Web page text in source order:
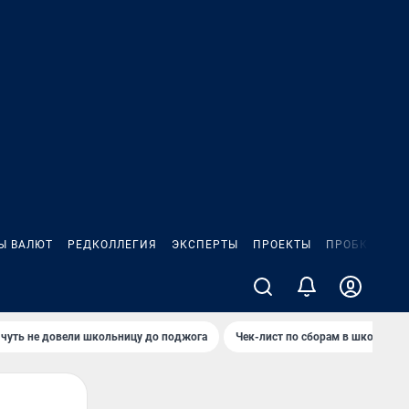
ВАЛЮТ РЕДКОЛЛЕГИЯ ЭКСПЕРТЫ ПРОЕКТЫ ПРОБКИ
не довели школьницу до поджога Чек-лист по сборам в школу в